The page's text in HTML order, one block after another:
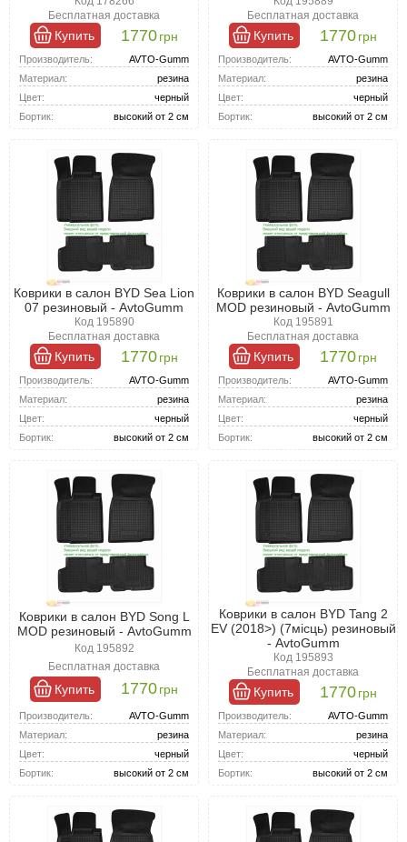
Бесплатная доставка
Купить 1770грн
Производитель:
AVTO-Gumm
Материал:
резина
Цвет:
черный
Бортик:
высокий от 2 см
Бесплатная доставка
Купить 1770грн
Производитель:
AVTO-Gumm
Материал:
резина
Цвет:
черный
Бортик:
высокий от 2 см
Коврики в салон BYD Sea Lion
07 резиновый - AvtoGumm
Код 195890
Бесплатная доставка
Купить 1770грн
Производитель:
AVTO-Gumm
Материал:
резина
Цвет:
черный
Бортик:
высокий от 2 см
Коврики в салон BYD Seagull
MOD резиновый - AvtoGumm
Код 195891
Бесплатная доставка
Купить 1770грн
Производитель:
AVTO-Gumm
Материал:
резина
Цвет:
черный
Бортик:
высокий от 2 см
Коврики в салон BYD Song L
MOD резиновый - AvtoGumm
Код 195892
Бесплатная доставка
Купить 1770грн
Производитель:
AVTO-Gumm
Материал:
резина
Цвет:
черный
Бортик:
высокий от 2 см
Коврики в салон BYD Tang 2
EV (2018>) (7місць) резиновый
- AvtoGumm
Код 195893
Бесплатная доставка
Купить 1770грн
Производитель:
AVTO-Gumm
Материал:
резина
Цвет:
черный
Бортик:
высокий от 2 см